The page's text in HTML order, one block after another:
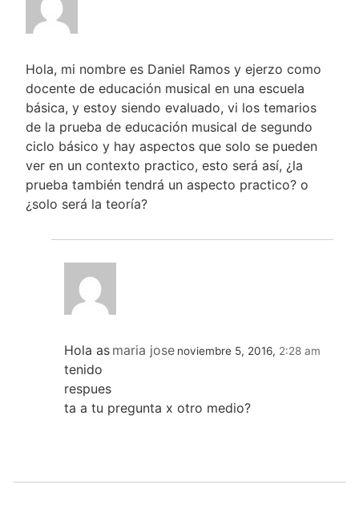
Hola, mi nombre es Daniel Ramos y ejerzo como
docente de educación musical en una escuela
básica, y estoy siendo evaluado, vi los temarios
de la prueba de educación musical de segundo
ciclo básico y hay aspectos que solo se pueden
ver en un contexto practico, esto será así, ¿la
prueba también tendrá un aspecto practico? o
¿solo será la teoría?
maria jose noviembre 5, 2016, 2:28 am
Hola as
tenido
respues
ta a tu pregunta x otro medio?